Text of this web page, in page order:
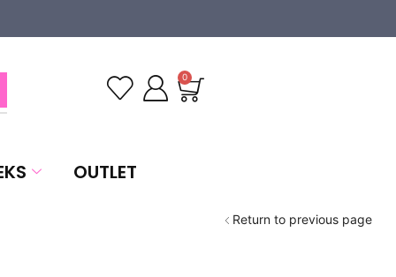
0
OUTLET
Return to previous page